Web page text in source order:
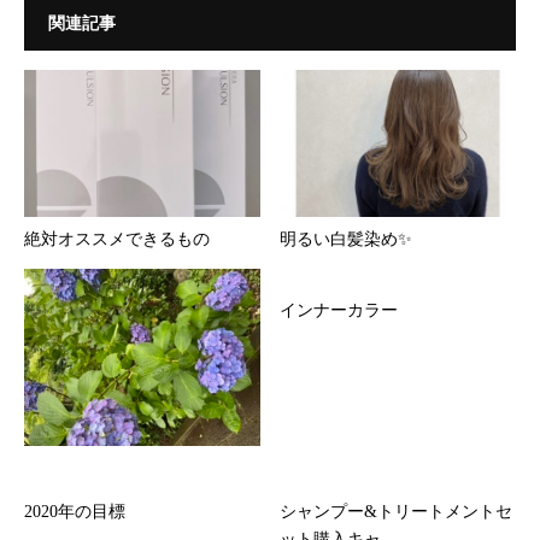
関連記事
絶対オススメできるもの 明るい白髪染め✨
インナーカラー
2020年の目標
シャンプー&トリートメントセ